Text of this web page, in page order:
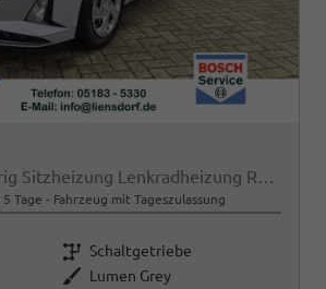
1.0 T-GDI 90PS 5-türig Sitzheizung Lenkradheizung Rückf.Kamera PDC Klima Apple CarPlay Android Auto Tempomat Touchscreen
5 Tage Fahrzeug mit Tageszulassung
Getriebe Schaltgetriebe
Außenfarbe Lumen Grey